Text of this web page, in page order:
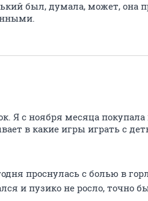
был, думала, может, она
Я с ноября месяца покупала
в какие игры играть с
проснулась с болью в
и пузико не росло, точно